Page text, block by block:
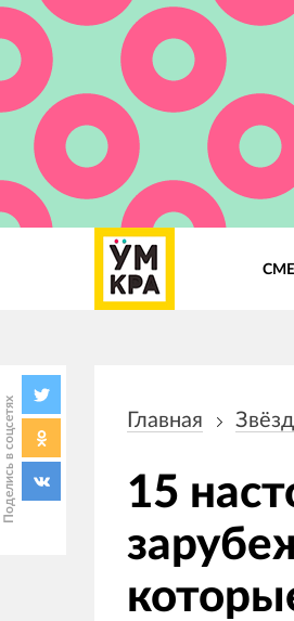
Поделись в соцсетях Главная
15